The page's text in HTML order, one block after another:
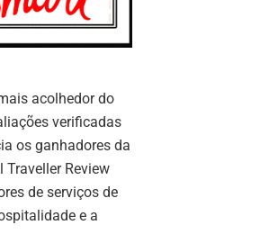
acolhedor do
verificadas
os ganhadores da
Review
de serviços de
e a